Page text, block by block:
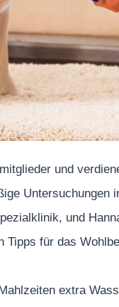
und
und
Tipps für das
extra